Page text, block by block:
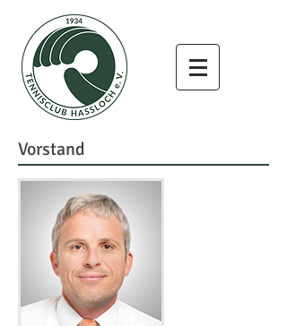
Vorstand